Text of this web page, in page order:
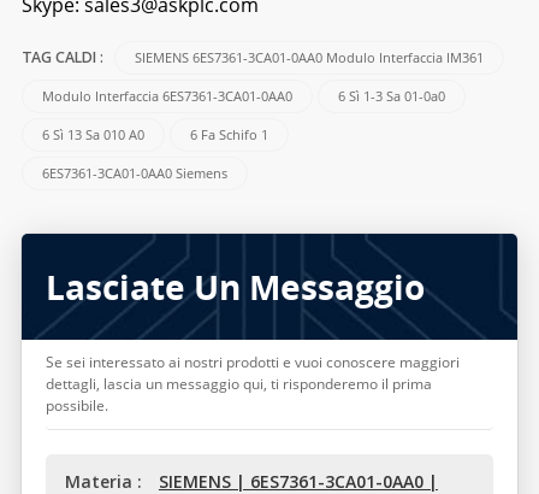
TAG CALDI : SIEMENS 6ES7361-3CA01-0AA0 Modulo Interfaccia IM361
Modulo Interfaccia 6ES7361-3CA01-0AA0 6 Sì 1-3 Sa 01-0a0
6 Sì 13 Sa 010 A0 6 Fa Schifo 1
6ES7361-3CA01-0AA0 Siemens
Lasciate Un Messaggio
Se sei interessato ai nostri prodotti e vuoi conoscere maggiori
dettagli, lascia un messaggio qui, ti risponderemo il prima
possibile.
Materia : SIEMENS | 6ES7361-3CA01-0AA0 |